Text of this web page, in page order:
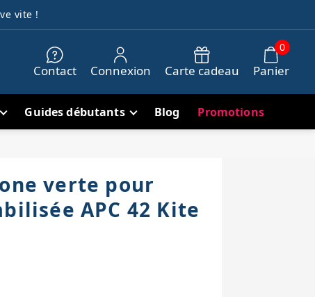
vite !
Contact Connexion Carte cadeau Panier
0
Guides débutants Blog Promotions
verte pour
APC 42 Kite